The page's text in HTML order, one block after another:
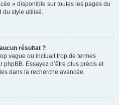
» disponible sur toutes les pages du
du style utilisé.
résultat ?
vague ou incluait trop de termes
Essayez d’être plus précis et
dans la recherche avancée.